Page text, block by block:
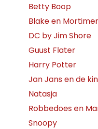
Betty Boop
Blake en Mortimer
DC by Jim Shore
Guust Flater
Harry Potter
Jan Jans en de
Natasja
Robbedoes en
Snoopy